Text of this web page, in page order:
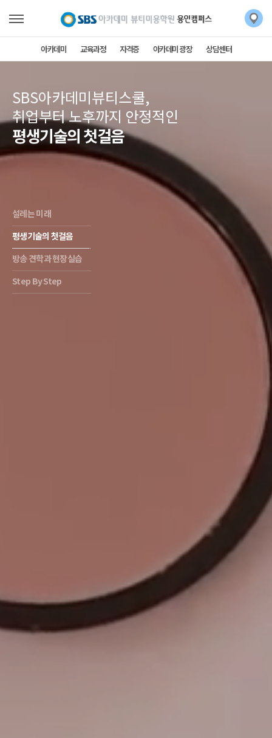
아카데미 교육과정 자격증 아카데미 광장 상담센터
SBS아카데미뷰티스쿨,
취업부터 노후까지 안정적인
평생기술의 첫걸음
설레는 미래
평생기술의 첫걸음
방송 견학과 현장실습
Step By Step